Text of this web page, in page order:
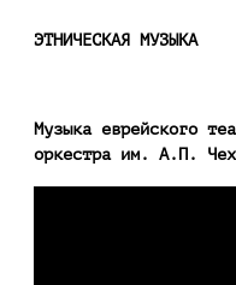
ЭТНИЧЕСКАЯ МУЗЫКА
Музыка еврейского
оркестра им. А.П.